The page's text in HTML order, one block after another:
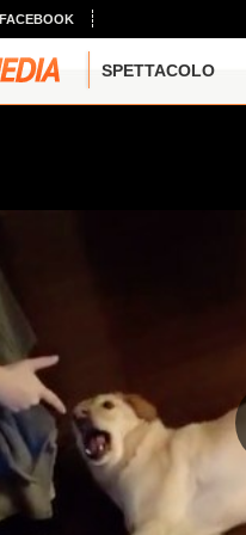
FACEBOOK
SPETTACOLO